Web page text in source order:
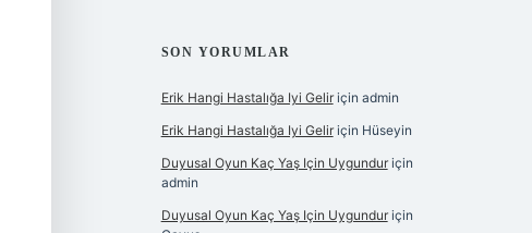
SON YORUMLAR
Erik Hangi Hastalığa Iyi Geliriçin admin
Erik Hangi Hastalığa Iyi Geliriçin Hüseyin
Duyusal Oyun Kaç Yaş Için Uygunduriçin
admin
Duyusal Oyun Kaç Yaş Için Uygunduriçin